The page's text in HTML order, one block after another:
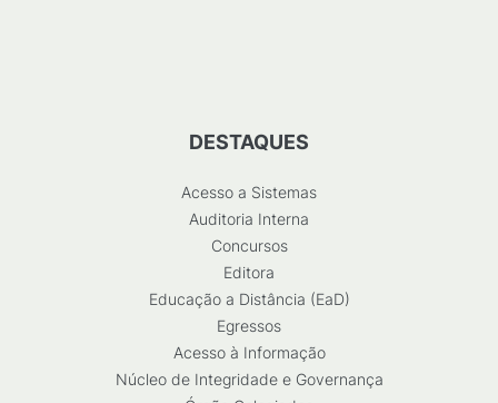
DESTAQUES
Acesso a Sistemas
Auditoria Interna
Concursos
Editora
Educação a Distância (EaD)
Egressos
Acesso à Informação
Núcleo de Integridade e Governança